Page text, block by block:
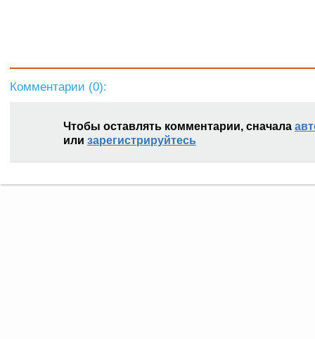
Комментарии (0):
Чтобы оставлять комментарии, сначала
или зарегистрируйтесь